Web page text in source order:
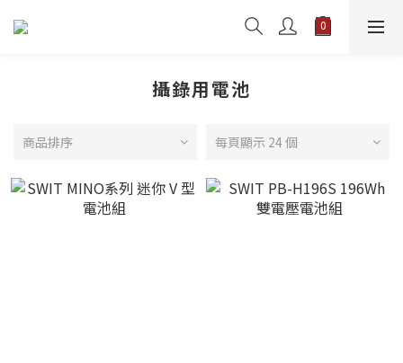
攝錄用電池
商品排序 每頁顯示 24 個